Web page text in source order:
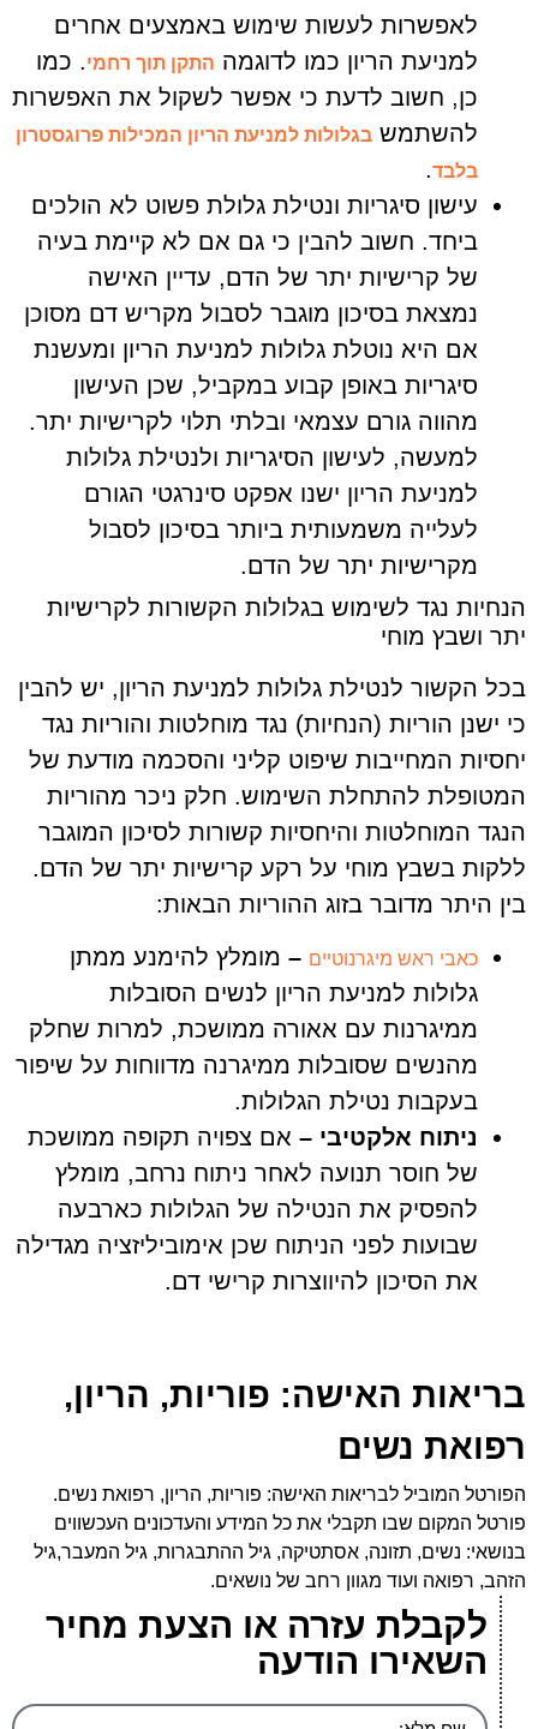
לאפשרות לעשות שימוש באמצעים אחרים
למניעת הריון כמו לדוגמה התקן תוך רחמי. כמו
כן, חשוב לדעת כי אפשר לשקול את האפשרות
להשתמש בגלולות למניעת הריון המכילות פרוגסטרון
בלבד.
עישון סיגריות ונטילת גלולת פשוט לא הולכים
ביחד. חשוב להבין כי גם אם לא קיימת בעיה
של קרישיות יתר של הדם, עדיין האישה
נמצאת בסיכון מוגבר לסבול מקריש דם מסוכן
אם היא נוטלת גלולות למניעת הריון ומעשנת
סיגריות באופן קבוע במקביל, שכן העישון
מהווה גורם עצמאי ובלתי תלוי לקרישיות יתר.
למעשה, לעישון הסיגריות ולנטילת גלולות
למניעת הריון ישנו אפקט סינרגטי הגורם
לעלייה משמעותית ביותר בסיכון לסבול
מקרישיות יתר של הדם.
הנחיות נגד לשימוש בגלולות הקשורות לקרישיות
יתר ושבץ מוחי
בכל הקשור לנטילת גלולות למניעת הריון, יש להבין
כי ישנן הוריות (הנחיות) נגד מוחלטות והוריות נגד
יחסיות המחייבות שיפוט קליני והסכמה מודעת של
המטופלת להתחלת השימוש. חלק ניכר מהוריות
הנגד המוחלטות והיחסיות קשורות לסיכון המוגבר
ללקות בשבץ מוחי על רקע קרישיות יתר של הדם.
בין היתר מדובר בזוג ההוריות הבאות:
כאבי ראש מיגרנוטיים – מומלץ להימנע ממתן
גלולות למניעת הריון לנשים הסובלות
ממיגרנות עם אאורה ממושכת, למרות שחלק
מהנשים שסובלות ממיגרנה מדווחות על שיפור
בעקבות נטילת הגלולות.
ניתוח אלקטיבי – אם צפויה תקופה ממושכת
של חוסר תנועה לאחר ניתוח נרחב, מומלץ
להפסיק את הנטילה של הגלולות כארבעה
שבועות לפני הניתוח שכן אימוביליזציה מגדילה
את הסיכון להיווצרות קרישי דם.
בריאות האישה: פוריות, הריון,
רפואת נשים
הפורטל המוביל לבריאות האישה: פוריות, הריון, רפואת נשים.
פורטל המקום שבו תקבלי את כל המידע והעדכונים העכשווים
בנושאי: נשים, תזונה, אסתטיקה, גיל ההתבגרות, גיל המעבר,גיל
הזהב, רפואה ועוד מגוון רחב של נושאים.
לקבלת עזרה או הצעת מחיר
השאירו הודעה